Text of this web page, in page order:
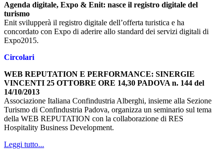
Agenda digitale, Expo & Enit: nasce il registro digitale del
turismo
Enit svilupperà il registro digitale dell’offerta turistica e ha
concordato con Expo di aderire allo standard dei servizi digitali di
Expo2015.
Circolari
WEB REPUTATION E PERFORMANCE: SINERGIE
VINCENTI 25 OTTOBRE ORE 14,30 PADOVA n. 144 del
14/10/2013
Associazione Italiana Confindustria Alberghi, insieme alla Sezione
Turismo di Confindustria Padova, organizza un seminario sul tema
della WEB REPUTATION con la collaborazione di RES
Hospitality Business Development.
Leggi tutto...